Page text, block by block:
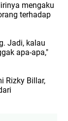
mengaku
terhadap
Jadi, kalau
apa-apa,"
Rizky Billar,